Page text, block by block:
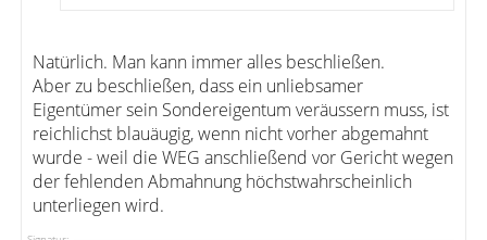
Natürlich. Man kann immer alles beschließen.
Aber zu beschließen, dass ein unliebsamer
Eigentümer sein Sondereigentum veräussern muss, ist
reichlichst blauäugig, wenn nicht vorher abgemahnt
wurde - weil die WEG anschließend vor Gericht wegen
der fehlenden Abmahnung höchstwahrscheinlich
unterliegen wird.